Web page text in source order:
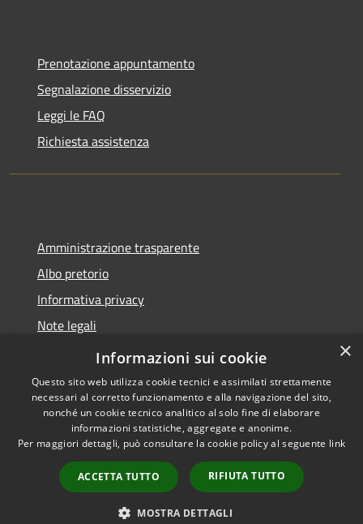
Prenotazione appuntamento
Segnalazione disservizio
Leggi le FAQ
Richiesta assistenza
Amministrazione trasparente
Albo pretorio
Informativa privacy
Note legali
Dichiarazione di accessibilità
Accessibilità
Copyright © 2026 • Comune di
Montano Lucino • Powered by
Municipium•
Accesso
redazione
×
Informazioni sui cookie
Questo sito web utilizza cookie tecnici e assimilati strettamente
necessari al corretto funzionamento e alla navigazione del sito,
nonché un cookie tecnico analitico al solo fine di elaborare
informazioni statistiche, aggregate e anonime.
Per maggiori dettagli, può consultare la cookie policy al seguente link
ACCETTA TUTTO RIFIUTA TUTTO
MOSTRA DETTAGLI